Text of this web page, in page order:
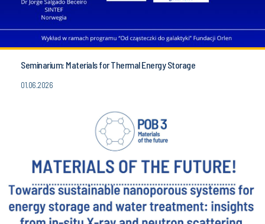
Seminarium: Materials for Thermal Energy Storage
01.06.2026